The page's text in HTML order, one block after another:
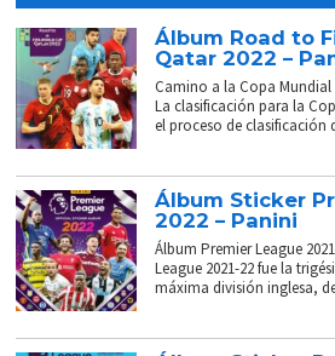
Álbum Road to
Qatar 2022 –
Camino a la Copa Mundial
La clasificación para la
el proceso de clasificación
Álbum Sticker
2022 – Panini
Álbum Premier League
League 2021-22 fue la
máxima división inglesa,